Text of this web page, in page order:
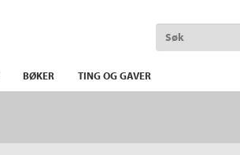
BØKER TING OG GAVER